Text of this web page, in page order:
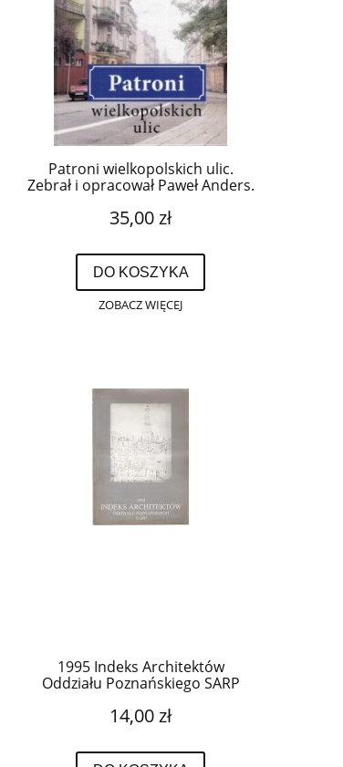
Patroni wielkopolskich ulic.
Zebrał i opracował Paweł Anders.
35,00 zł
DO KOSZYKA
ZOBACZ WIĘCEJ
1995 Indeks Architektów
Oddziału Poznańskiego SARP
14,00 zł